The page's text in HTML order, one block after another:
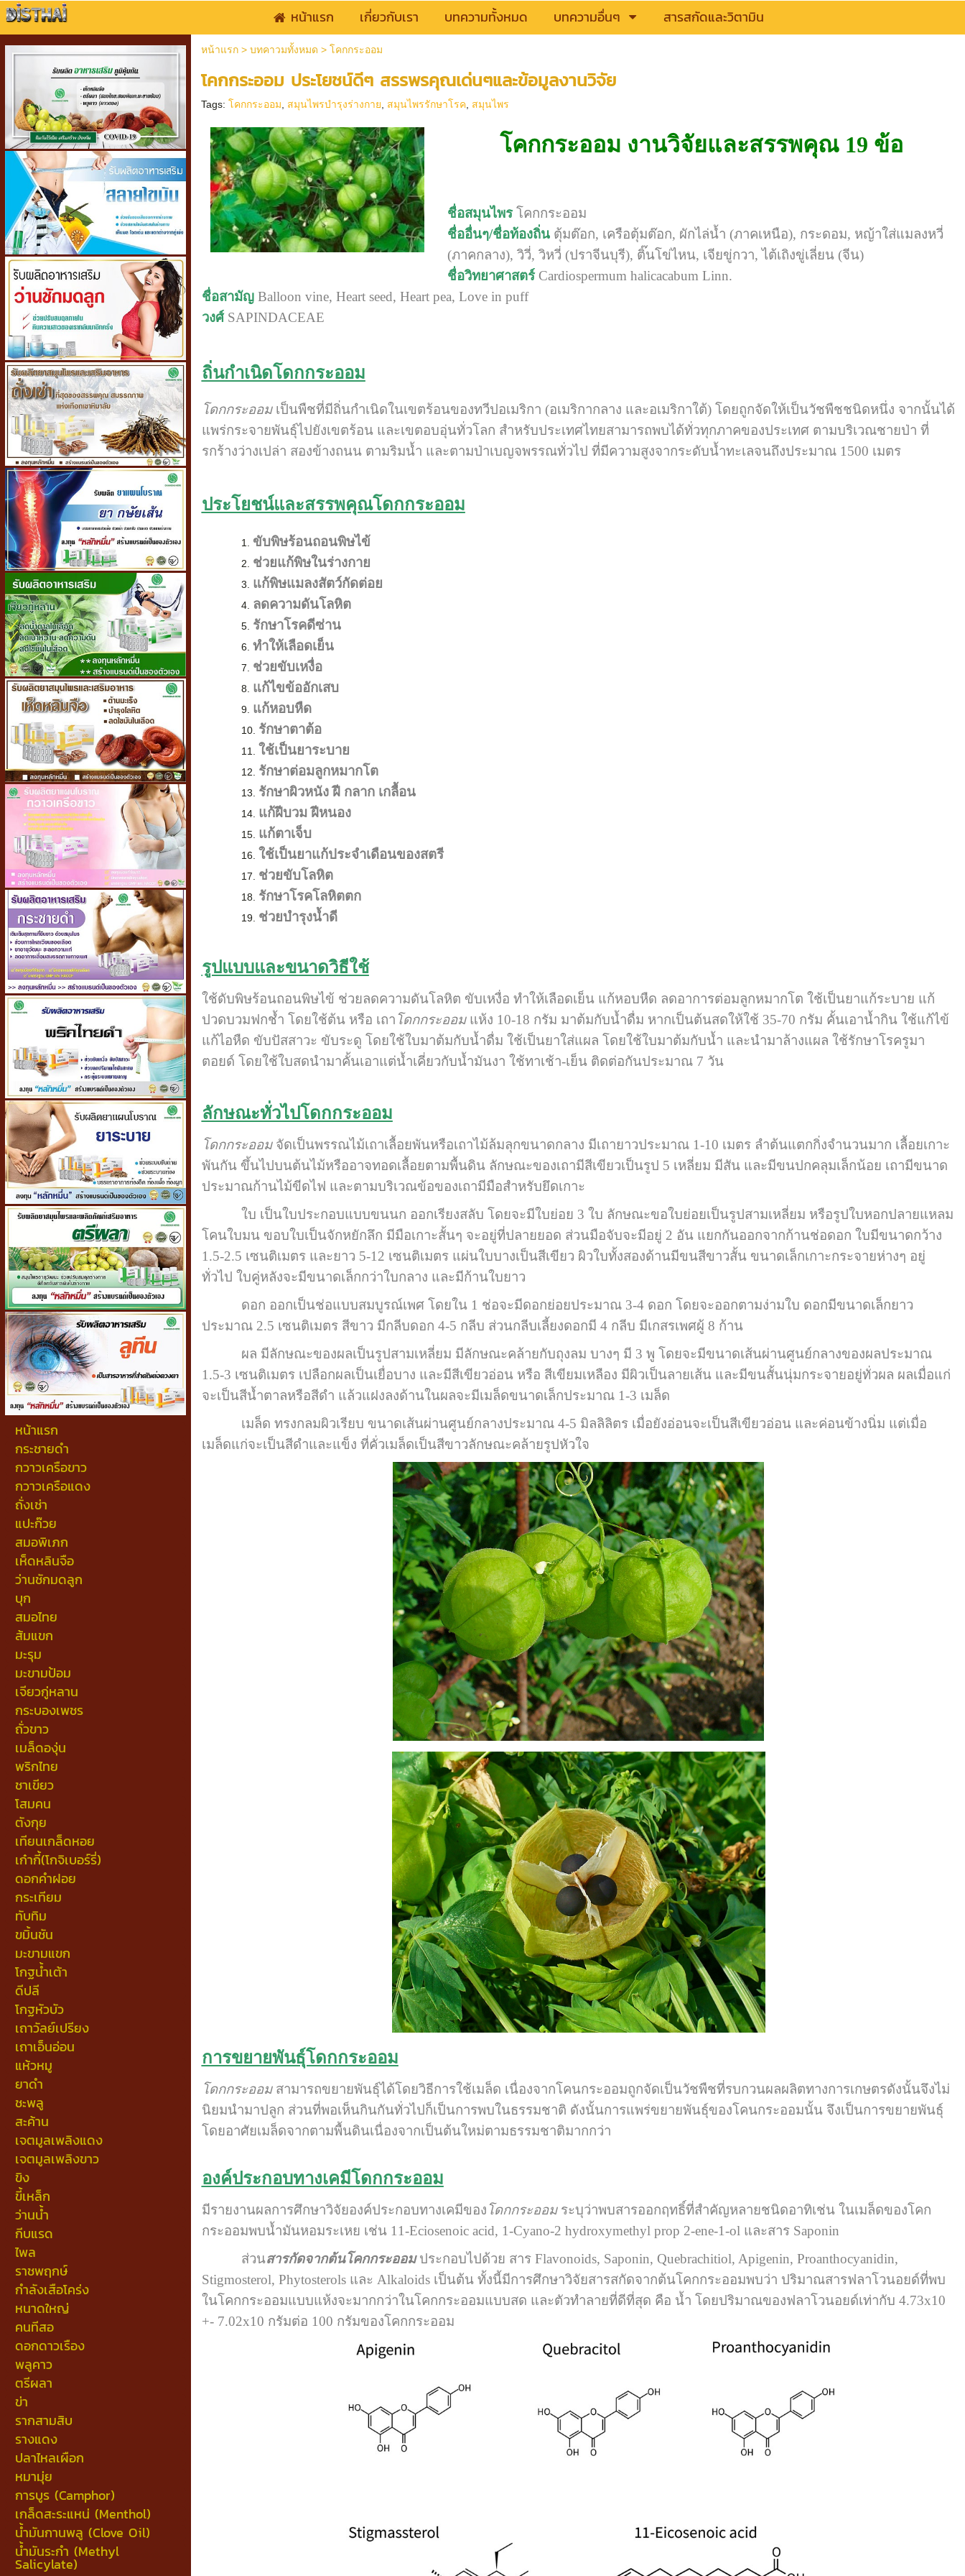
หน้าแรก เกี่ยวกับเรา บทความทั้งหมด บทความอื่นๆ สารสกัดและวิตามิน
หน้าแรก
กระชายดำ
กวาวเครือขาว
กวาวเครือแดง
ถั่งเช่า
แปะก๊วย
สมอพิเภก
เห็ดหลินจือ
ว่านชักมดลูก
บุก
สมอไทย
ส้มแขก
มะรุม
มะขามป้อม
เจียวกู่หลาน
กระบองเพชร
ถั่วขาว
เมล็ดองุ่น
พริกไทย
ชาเขียว
โสมคน
ตังกุย
เทียนเกล็ดหอย
เก๋ากี้(โกจิเบอร์รี่)
ดอกคำฝอย
กระเทียม
ทับทิม
ขมิ้นชัน
มะขามแขก
โกฐน้ำเต้า
ดีปลี
โกฐหัวบัว
เถาวัลย์เปรียง
เถาเอ็นอ่อน
แห้วหมู
ยาดำ
ชะพลู
สะค้าน
เจตมูลเพลิงแดง
เจตมูลเพลิงขาว
ขิง
ขี้เหล็ก
ว่านน้ำ
กีบแรด
ไพล
ราชพฤกษ์
กำลังเสือโคร่ง
หนาดใหญ่
คนทีสอ
ดอกดาวเรือง
พลูคาว
ตรีผลา
ข่า
รากสามสิบ
รางแดง
ปลาไหลเผือก
หมามุ่ย
การบูร (Camphor)
เกล็ดสะระแหน่ (Menthol)
น้ำมันกานพลู (Clove Oil)
น้ำมันระกำ (Methyl
Salicylate)
หน้าแรก> บทคาวมทั้งหมด > โคกกระออม
โคกกระออม ประโยชน์ดีๆ สรรพรคุณเด่นๆและข้อมูลงานวิจัย
Tags:โคกกระออม สมุนไพรบำรุงร่างกาย สมุนไพรรักษาโรค สมุนไพร
โคกกระออม งานวิจัยและสรรพคุณ 19 ข้อ
ชื่อสมุนไพรโคกกระออม
ชื่ออื่นๆ/ชื่อท้องถิ่นตุ้มต๊อก, เครือตุ้มต๊อก, ผักไล่น้ำ (ภาคเหนือ), กระดอม, หญ้าใส่แมลงหวี่
(ภาคกลาง), วิวี่, วิหวี่ (ปราจีนบุรี), ติ๊นโข่ไหน, เจียขู่กวา, ไต้เถิงขู่เลี่ยน (จีน)
ชื่อวิทยาศาสตร์Cardiospermum halicacabum Linn.
ชื่อสามัญBalloon vine, Heart seed, Heart pea, Love in puff
วงศ์SAPINDACEAE
ถิ่นกำเนิดโดกกระออม
โดกกระออม เป็นพืชที่มีถิ่นกำเนิดในเขตร้อนของทวีปอเมริกา (อเมริกากลาง และอเมริกาใต้) โดยถูกจัดให้เป็นวัชพืชชนิดหนึ่ง จากนั้นได้
แพร่กระจายพันธุ์ไปยังเขตร้อน และเขตอบอุ่นทั่วโลก สำหรับประเทศไทยสามารถพบได้ทั่วทุกภาคของประเทศ ตามบริเวณชายป่า ที่
รกร้างว่างเปล่า สองข้างถนน ตามริมน้ำ และตามป่าเบญจพรรณทั่วไป ที่มีความสูงจากระดับน้ำทะเลจนถึงประมาณ 1500 เมตร
ประโยชน์และสรรพคุณโดกกระออม
ขับพิษร้อนถอนพิษไข้
ช่วยแก้พิษในร่างกาย
แก้พิษแมลงสัตว์กัดต่อย
ลดความดันโลหิต
รักษาโรคดีซ่าน
ทำให้เลือดเย็น
ช่วยขับเหงื่อ
แก้ไขข้ออักเสบ
แก้หอบหืด
รักษาตาต้อ
ใช้เป็นยาระบาย
รักษาต่อมลูกหมากโต
รักษาผิวหนัง ฝี กลาก เกลื้อน
แก้ฝีบวม ฝีหนอง
แก้ตาเจ็บ
ใช้เป็นยาแก้ประจำเดือนของสตรี
ช่วยขับโลหิต
รักษาโรคโลหิตตก
ช่วยบำรุงน้ำดี
รูปแบบและขนาดวิธีใช้
ใช้ดับพิษร้อนถอนพิษไข้ ช่วยลดความดันโลหิต ขับเหงื่อ ทำให้เลือดเย็น แก้หอบหืด ลดอาการต่อมลูกหมากโต ใช้เป็นยาแก้ระบาย แก้
ปวดบวมฟกช้ำ โดยใช้ต้น หรือ เถาโดกกระออม แห้ง 10-18 กรัม มาต้มกับน้ำดื่ม หากเป็นต้นสดให้ใช้ 35-70 กรัม คั้นเอาน้ำกิน ใช้แก้ไข้
แก้ไอหืด ขับปัสสาวะ ขับระดู โดยใช้ใบมาต้มกับน้ำดื่ม ใช้เป็นยาใส่แผล โดยใช้ใบมาต้มกับน้ำ และนำมาล้างแผล ใช้รักษาโรครูมา
ตอยด์ โดยใช้ใบสดนำมาคั้นเอาแต่น้ำเคี่ยวกับน้ำมันงา ใช้ทาเช้า-เย็น ติดต่อกันประมาณ 7 วัน
ลักษณะทั่วไปโดกกระออม
โดกกระออม จัดเป็นพรรณไม้เถาเลื้อยพันหรือเถาไม้ล้มลุกขนาดกลาง มีเถายาวประมาณ 1-10 เมตร ลำต้นแตกกิ่งจำนวนมาก เลื้อยเกาะ
พันกัน ขึ้นไปบนต้นไม้หรืออาจทอดเลื้อยตามพื้นดิน ลักษณะของเถามีสีเขียวเป็นรูป 5 เหลี่ยม มีสัน และมีขนปกคลุมเล็กน้อย เถามีขนาด
ประมาณก้านไม้ขีดไฟ และตามบริเวณข้อของเถามีมือสำหรับยึดเกาะ
ใบ เป็นใบประกอบแบบขนนก ออกเรียงสลับ โดยจะมีใบย่อย 3 ใบ ลักษณะขอใบย่อยเป็นรูปสามเหลี่ยม หรือรูปใบหอกปลายแหลม
โคนใบมน ขอบใบเป็นจักหยักลึก มีมือเกาะสั้นๆ จะอยู่ที่ปลายยอด ส่วนมือจับจะมีอยู่ 2 อัน แยกกันออกจากก้านช่อดอก ใบมีขนาดกว้าง
1.5-2.5 เซนติเมตร และยาว 5-12 เซนติเมตร แผ่นใบบางเป็นสีเขียว ผิวใบทั้งสองด้านมีขนสีขาวสั้น ขนาดเล็กเกาะกระจายห่างๆ อยู่
ทั่วไป ใบคู่หลังจะมีขนาดเล็กกว่าใบกลาง และมีก้านใบยาว
ดอก ออกเป็นช่อแบบสมบูรณ์เพศ โดยใน 1 ช่อจะมีดอกย่อยประมาณ 3-4 ดอก โดยจะออกตามง่ามใบ ดอกมีขนาดเล็กยาว
ประมาณ 2.5 เซนติเมตร สีขาว มีกลีบดอก 4-5 กลีบ ส่วนกลีบเลี้ยงดอกมี 4 กลีบ มีเกสรเพศผู้ 8 ก้าน
ผล มีลักษณะของผลเป็นรูปสามเหลี่ยม มีลักษณะคล้ายกับถุงลม บางๆ มี 3 พู โดยจะมีขนาดเส้นผ่านศูนย์กลางของผลประมาณ
1.5-3 เซนติเมตร เปลือกผลเป็นเยื่อบาง และมีสีเขียวอ่อน หรือ สีเขียมเหลือง มีผิวเป็นลายเส้น และมีขนสั้นนุ่มกระจายอยู่ทั่วผล ผลเมื่อแก่
จะเป็นสีน้ำตาลหรือสีดำ แล้วแฝงลงด้านในผลจะมีเมล็ดขนาดเล็กประมาณ 1-3 เมล็ด
เมล็ด ทรงกลมผิวเรียบ ขนาดเส้นผ่านศูนย์กลางประมาณ 4-5 มิลลิลิตร เมื่อยังอ่อนจะเป็นสีเขียวอ่อน และค่อนข้างนิ่ม แต่เมื่อ
เมล็ดแก่จะเป็นสีดำและแข็ง ที่คั่วเมล็ดเป็นสีขาวลักษณะคล้ายรูปหัวใจ
การขยายพันธุ์โดกกระออม
โดกกระออม สามารถขยายพันธุ์ได้โดยวิธีการใช้เมล็ด เนื่องจากโคนกระออมถูกจัดเป็นวัชพืชที่รบกวนผลผลิตทางการเกษตรดังนั้นจึงไม่
นิยมนำมาปลูก ส่วนที่พอเห็นกินกันทั่วไปก็เป็นการพบในธรรมชาติ ดังนั้นการแพร่ขยายพันธุ์ของโคนกระออมนั้น จึงเป็นการขยายพันธุ์
โดยอาศัยเมล็ดจากตามพื้นดินเนื่องจากเป็นต้นใหม่ตามธรรมชาติมากกว่า
องค์ประกอบทางเคมีโดกกระออม
มีรายงานผลการศึกษาวิจัยองค์ประกอบทางเคมีของโดกกระออม ระบุว่าพบสารออกฤทธิ์ที่สำคัญหลายชนิดอาทิเช่น ในเมล็ดของโคก
กระออมพบน้ำมันหอมระเหย เช่น 11-Eciosenoic acid, 1-Cyano-2 hydroxymethyl prop 2-ene-1-ol และสาร Saponin
ส่วนสารกัดจากต้นโคกกระออม ประกอบไปด้วย สาร Flavonoids, Saponin, Quebrachitiol, Apigenin, Proanthocyanidin,
Stigmosterol, Phytosterols และ Alkaloids เป็นต้น ทั้งนี้มีการศึกษาวิจัยสารสกัดจากต้นโคกกระออมพบว่า ปริมาณสารฟลาโวนอยด์ที่พบ
ในโคกกระออมแบบแห้งจะมากกว่าในโคกกระออมแบบสด และตัวทำลายที่ดีที่สุด คือ น้ำ โดยปริมาณของฟลาโวนอยด์เท่ากับ 4.73x10
+- 7.02x10 กรัมต่อ 100 กรัมของโคกกระออม